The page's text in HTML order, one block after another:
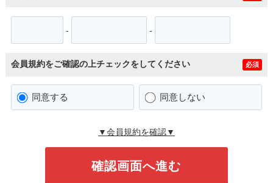
- -
会員規約をご確認の上チェックをしてください 必須
同意する 同意しない
▼会員規約を確認▼